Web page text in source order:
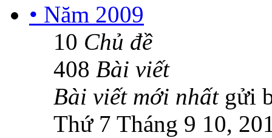
• Năm 2009
10 Chủ đề
408 Bài viết
Bài viết mới nhấtgửi
Thứ 7 Tháng 9 10,